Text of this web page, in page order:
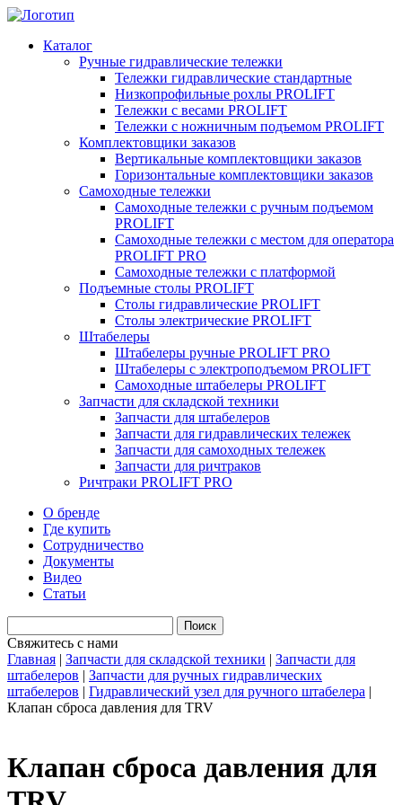
Каталог
Ручные гидравлические тележки
Тележки гидравлические стандартные
Низкопрофильные рохлы PROLIFT
Тележки с весами PROLIFT
Тележки с ножничным подъемом PROLIFT
Комплектовщики заказов
Вертикальные комплектовщики заказов
Горизонтальные комплектовщики заказов
Самоходные тележки
Самоходные тележки с ручным подъемом
PROLIFT
Самоходные тележки с местом для оператора
PROLIFT PRO
Самоходные тележки с платформой
Подъемные столы PROLIFT
Столы гидравлические PROLIFT
Столы электрические PROLIFT
Штабелеры
Штабелеры ручные PROLIFT PRO
Штабелеры с электроподъемом PROLIFT
Самоходные штабелеры PROLIFT
Запчасти для складской техники
Запчасти для штабелеров
Запчасти для гидравлических тележек
Запчасти для самоходных тележек
Запчасти для ричтраков
Ричтраки PROLIFT PRO
О бренде
Где купить
Сотрудничество
Документы
Видео
Статьи
Свяжитесь с нами
Главная | Запчасти для складской техники | Запчасти для
штабелеров | Запчасти для ручных гидравлических
штабелеров | Гидравлический узел для ручного штабелера |
Клапан сброса давления для TRV
Клапан сброса давления для